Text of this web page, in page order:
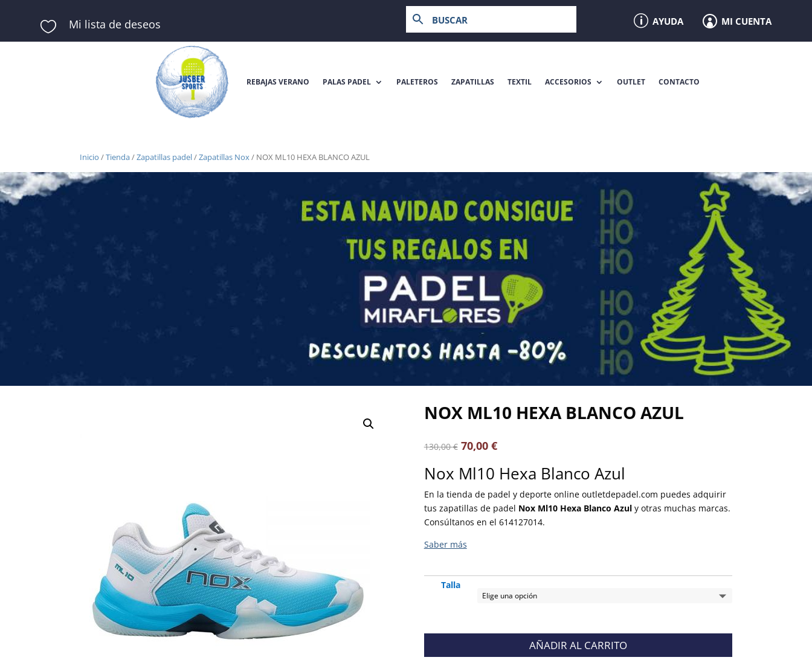
 Mi lista de deseos p AYUDA  MI CUENTA
REBAJAS VERANO PALAS PADEL PALETEROS ZAPATILLAS TEXTIL ACCESORIOS OUTLET CONTACTO
Inicio /Tienda/Zapatillas padel/Zapatillas Nox/ NOX ML10 HEXA BLANCO AZUL
NOX ML10 HEXA BLANCO AZUL
130,00€ 70,00 €
Nox Ml10 Hexa Blanco Azul
En la tienda de padel y deporte online outletdepadel.com puedes adquirir
tus zapatillas de padel Nox Ml10 Hexa Blanco Azuly otras muchas marcas.
Consúltanos en el 614127014.
Talla
AÑADIR AL CARRITO